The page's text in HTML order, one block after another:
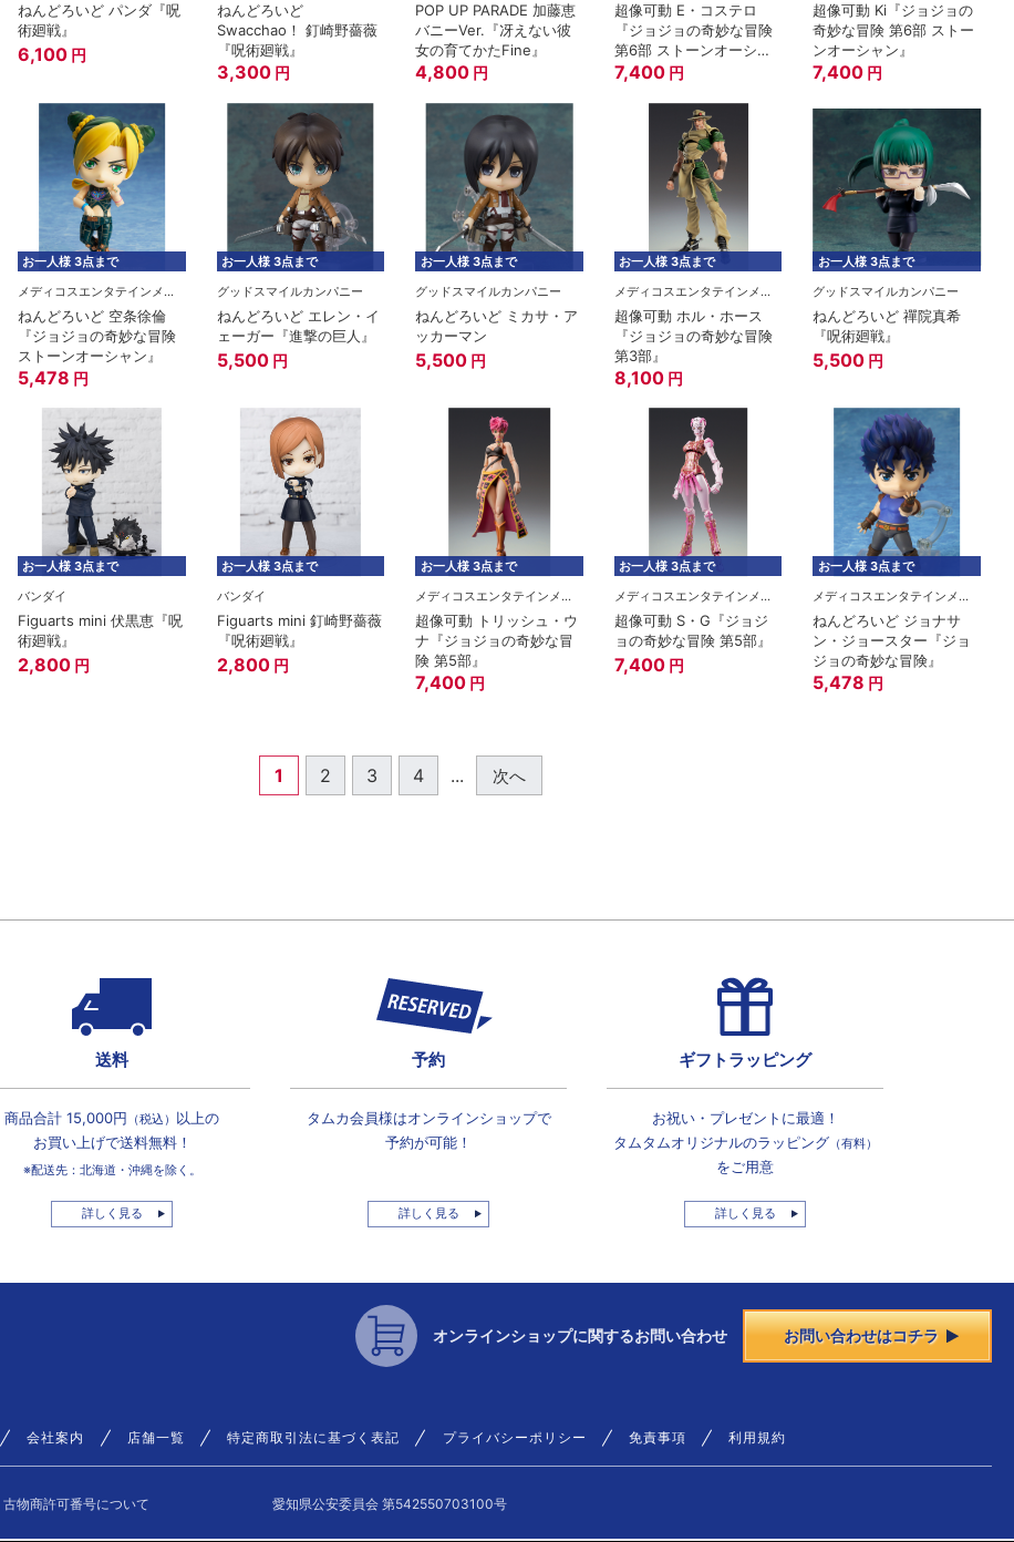
ねんどろいど パンダ『呪
術廻戦』
6,100 円
ねんどろいど
Swacchao！ 釘崎野薔薇
『呪術廻戦』
3,300 円
POP UP PARADE 加藤恵
バニーVer.『冴えない彼
女の育てかたFine』
4,800 円
超像可動 E・コステロ
『ジョジョの奇妙な冒険
第6部 ストーンオーシャ
ン』
7,400 円
超像可動 Ki『ジョジョの
奇妙な冒険 第6部 ストー
ンオーシャン』
7,400 円
お一人様 3点まで
メディコスエンタテインメント
ねんどろいど 空条徐倫
『ジョジョの奇妙な冒険
ストーンオーシャン』
5,478 円
お一人様 3点まで
グッドスマイルカンパニー
ねんどろいど エレン・イ
ェーガー『進撃の巨人』
5,500 円
お一人様 3点まで
グッドスマイルカンパニー
ねんどろいど ミカサ・ア
ッカーマン
5,500 円
お一人様 3点まで
メディコスエンタテインメント
超像可動 ホル・ホース
『ジョジョの奇妙な冒険
第3部』
8,100 円
お一人様 3点まで
グッドスマイルカンパニー
ねんどろいど 禪院真希
『呪術廻戦』
5,500 円
お一人様 3点まで
バンダイ
Figuarts mini 伏黒恵『呪
術廻戦』
2,800 円
お一人様 3点まで
バンダイ
Figuarts mini 釘崎野薔薇
『呪術廻戦』
2,800 円
お一人様 3点まで
メディコスエンタテインメント
超像可動 トリッシュ・ウ
ナ『ジョジョの奇妙な冒
険 第5部』
7,400 円
お一人様 3点まで
メディコスエンタテインメント
超像可動 S・G『ジョジ
ョの奇妙な冒険 第5部』
7,400 円
お一人様 3点まで
メディコスエンタテインメント
ねんどろいど ジョナサ
ン・ジョースター『ジョ
ジョの奇妙な冒険』
5,478 円
1 2 3 4 ... 次へ
送料
商品合計 15,000円 （税込） 以上の
お買い上げで送料無料！
※配送先：北海道・沖縄を除く。
詳しく見る
予約
タムカ会員様はオンラインショップで
予約が可能！
詳しく見る
ギフトラッピング
お祝い・プレゼントに最適！
タムタムオリジナルのラッピング（有料）
をご用意
詳しく見る
オンラインショップに関するお問い合わせ お問い合わせはコチラ
会社案内 店舗一覧 特定商取引法に基づく表記 プライバシーポリシー 免責事項 利用規約
古物商許可番号について 愛知県公安委員会 第542550703100号